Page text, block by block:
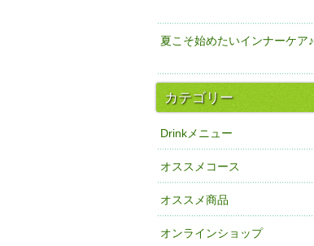
夏こそ始めたいインナーケア♪
カテゴリー
Drinkメニュー
オススメコース
オススメ商品
オンラインショップ